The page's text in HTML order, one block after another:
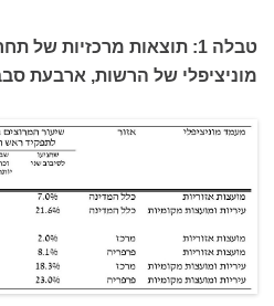
טבלה 1: תוצאות מרכזיות
מוניציפלי של הרשות, ארבעת סבבי